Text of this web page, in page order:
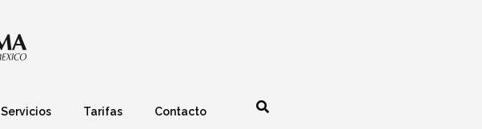
Servicios Tarifas Contacto